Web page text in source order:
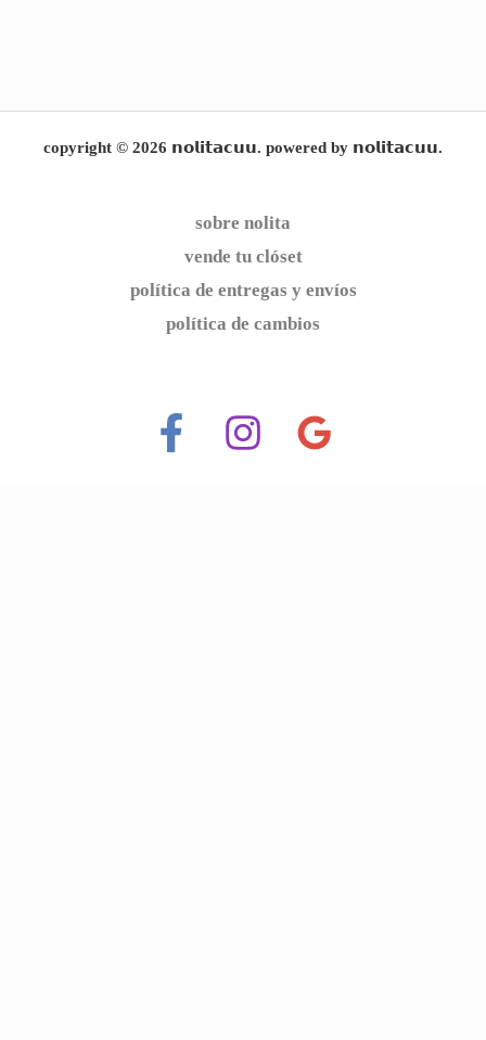
copyright © 2026 𝗻𝗼𝗹𝗶𝘁𝗮𝗰𝘂𝘂. powered by 𝗻𝗼𝗹𝗶𝘁𝗮𝗰𝘂𝘂.
sobre nolita
vende tu clóset
política de entregas y envíos
política de cambios